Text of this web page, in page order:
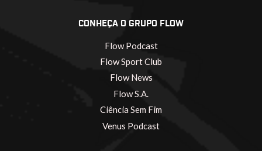
CONHEÇA O GRUPO FLOW
Flow Podcast
Flow Sport Club
Flow News
Flow S.A.
Ciência Sem Fim
Venus Podcast